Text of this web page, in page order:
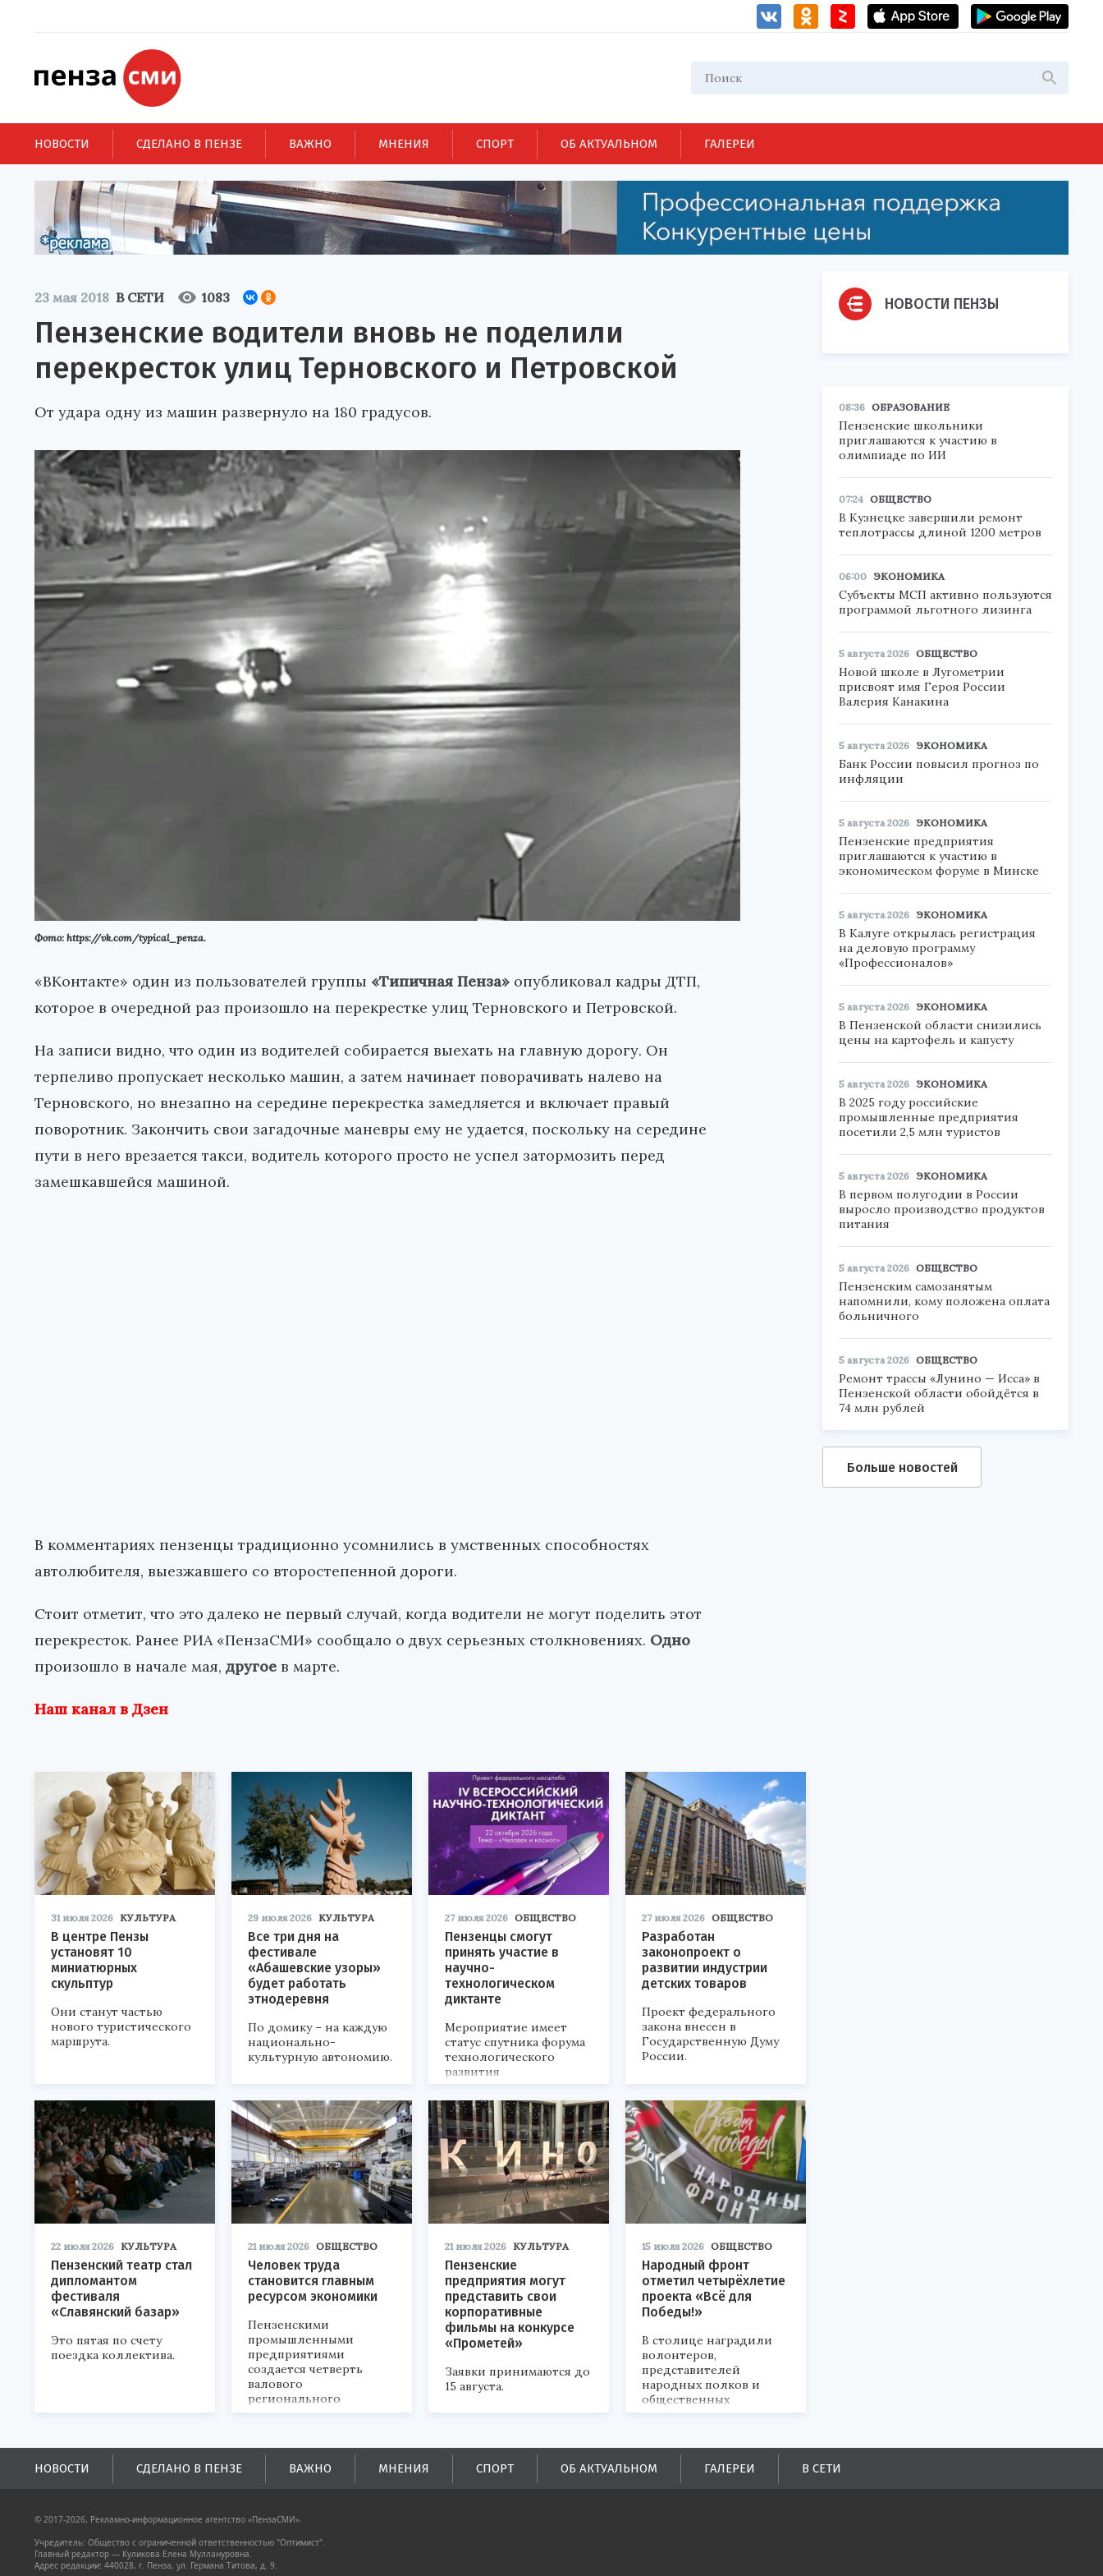
НОВОСТИ СДЕЛАНО В ПЕНЗЕ ВАЖНО МНЕНИЯ СПОРТ ОБ АКТУАЛЬНОМ ГАЛЕРЕИ
23 мая 2018 В СЕТИ 1083
Пензенские водители вновь не поделили
перекресток улиц Терновского и Петровской
От удара одну из машин развернуло на 180 градусов.
Фото: https://vk.com/typical_penza.
«ВКонтакте» один из пользователей группы «Типичная Пенза» опубликовал кадры ДТП,
которое в очередной раз произошло на перекрестке улиц Терновского и Петровской.
На записи видно, что один из водителей собирается выехать на главную дорогу. Он
терпеливо пропускает несколько машин, а затем начинает поворачивать налево на
Терновского, но внезапно на середине перекрестка замедляется и включает правый
поворотник. Закончить свои загадочные маневры ему не удается, поскольку на середине
пути в него врезается такси, водитель которого просто не успел затормозить перед
замешкавшейся машиной.
В комментариях пензенцы традиционно усомнились в умственных способностях
автолюбителя, выезжавшего со второстепенной дороги.
Стоит отметит, что это далеко не первый случай, когда водители не могут поделить этот
перекресток. Ранее РИА «ПензаСМИ» сообщало о двух серьезных столкновениях. Одно
произошло в начале мая, другое в марте.
Наш канал в Дзен
31 июля 2026 КУЛЬТУРА
В центре Пензы
установят 10
миниатюрных
скульптур
Они станут частью
нового туристического
маршрута.
29 июля 2026 КУЛЬТУРА
Все три дня на
фестивале
«Абашевские узоры»
будет работать
этнодеревня
По домику – на каждую
национально-
культурную автономию.
27 июля 2026 ОБЩЕСТВО
Пензенцы смогут
принять участие в
научно-
технологическом
диктанте
Мероприятие имеет
статус спутника форума
технологического
развития
«Технопром-2026».
27 июля 2026 ОБЩЕСТВО
Разработан
законопроект о
развитии индустрии
детских товаров
Проект федерального
закона внесен в
Государственную Думу
России.
22 июля 2026 КУЛЬТУРА
Пензенский театр стал
дипломантом
фестиваля
«Славянский базар»
Это пятая по счету
поездка коллектива.
21 июля 2026 ОБЩЕСТВО
Человек труда
становится главным
ресурсом экономики
Пензенскими
промышленными
предприятиями
создается четверть
валового
регионального
продукта и
поступлений в
бюджеты всех уровней.
21 июля 2026 КУЛЬТУРА
Пензенские
предприятия могут
представить свои
корпоративные
фильмы на конкурсе
«Прометей»
Заявки принимаются до
15 августа.
15 июля 2026 ОБЩЕСТВО
Народный фронт
отметил четырёхлетие
проекта «Всё для
Победы!»
В столице наградили
волонтеров,
представителей
народных полков и
общественных
объединений.
НОВОСТИ ПЕНЗЫ
08:36 ОБРАЗОВАНИЕ
Пензенские школьники
приглашаются к участию в
олимпиаде по ИИ
07:24 ОБЩЕСТВО
В Кузнецке завершили ремонт
теплотрассы длиной 1200 метров
06:00 ЭКОНОМИКА
Субъекты МСП активно пользуются
программой льготного лизинга
5 августа 2026 ОБЩЕСТВО
Новой школе в Лугометрии
присвоят имя Героя России
Валерия Канакина
5 августа 2026 ЭКОНОМИКА
Банк России повысил прогноз по
инфляции
5 августа 2026 ЭКОНОМИКА
Пензенские предприятия
приглашаются к участию в
экономическом форуме в Минске
5 августа 2026 ЭКОНОМИКА
В Калуге открылась регистрация
на деловую программу
«Профессионалов»
5 августа 2026 ЭКОНОМИКА
В Пензенской области снизились
цены на картофель и капусту
5 августа 2026 ЭКОНОМИКА
В 2025 году российские
промышленные предприятия
посетили 2,5 млн туристов
5 августа 2026 ЭКОНОМИКА
В первом полугодии в России
выросло производство продуктов
питания
5 августа 2026 ОБЩЕСТВО
Пензенским самозанятым
напомнили, кому положена оплата
больничного
5 августа 2026 ОБЩЕСТВО
Ремонт трассы «Лунино — Исса» в
Пензенской области обойдётся в
74 млн рублей
Больше новостей
НОВОСТИ СДЕЛАНО В ПЕНЗЕ ВАЖНО МНЕНИЯ СПОРТ ОБ АКТУАЛЬНОМ ГАЛЕРЕИ В СЕТИ
© 2017-2026, Рекламно-информационное агентство «ПензаСМИ».
Учредитель: Общество с ограниченной ответственностью "Оптимист".
Главный редактор — Куликова Елена Муллануровна.
Адрес редакции: 440028, г. Пенза, ул. Германа Титова, д. 9.